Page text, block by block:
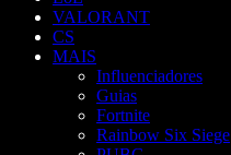
VALORANT
CS
MAIS
Influenciadores
Guias
Fortnite
Rainbow Six Siege